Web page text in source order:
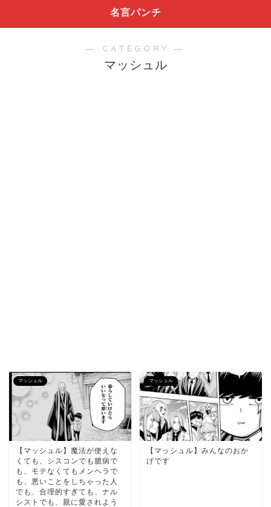
名言パンチ
― CATEGORY ―
マッシュル
マッシュル
【マッシュル】魔法が使えな
くても、シスコンでも臆病で
も、モテなくてもメンヘラで
も、悪いことをしちゃった人
でも、合理的すぎても、ナル
シストでも、親に愛されよう
マッシュル
【マッシュル】みんなのおか
げです